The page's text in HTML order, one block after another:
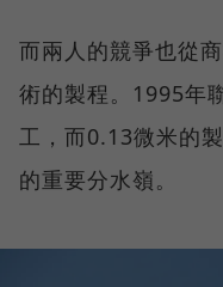
而兩人的競爭也從
術的製程。1995年
工，而0.13微米的
的重要分水嶺。